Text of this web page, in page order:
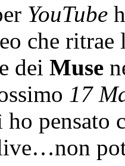
YouTube
che ritrae
dei Muse
17
pensato